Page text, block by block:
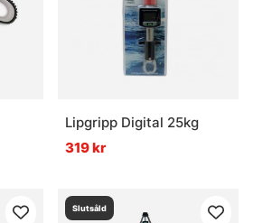
Lipgripp Digital 25kg
319 kr
Slutsåld